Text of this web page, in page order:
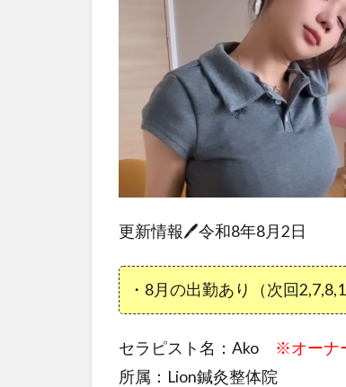
更新情報🖊令和8年8月2日
・8月の出勤あり（次回
セラピスト名：Ako ※オーナ
所属：Lion鍼灸整体院